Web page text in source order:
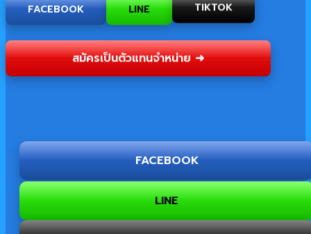
FACEBOOK LINE TIKTOK
สมัครเป็นตัวแทนจำหน่าย ➜
FACEBOOK
LINE